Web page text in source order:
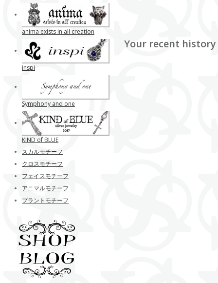
Your recent history
anima exists in all creation
inspi
Symphony and one
KIND of BLUE
スカルモチーフ
クロスモチーフ
フェイスモチーフ
アニマルモチーフ
プラントモチーフ